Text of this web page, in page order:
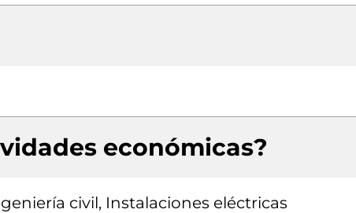
económicas?
civil, Instalaciones eléctricas